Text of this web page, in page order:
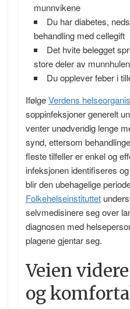
munnvikene
Du har diabetes,
behandling med cellegift
Det hvite belegget
store deler av munnhulen
Du opplever feber i
IfølgeVerdens
soppinfeksjoner generelt
venter unødvendig lenge
synd, ettersom
fleste tilfeller er enkel og
infeksjonen identifiseres
blir den ubehagelige
Folkehelseinstituttet
selvmedisinere seg over
diagnosen med
plagene gjentar seg.
Veien
og